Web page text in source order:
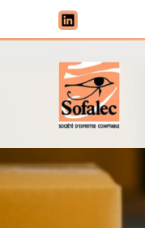
Aller
au
contenu